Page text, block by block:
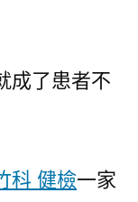
成了患者不
科 健檢一家